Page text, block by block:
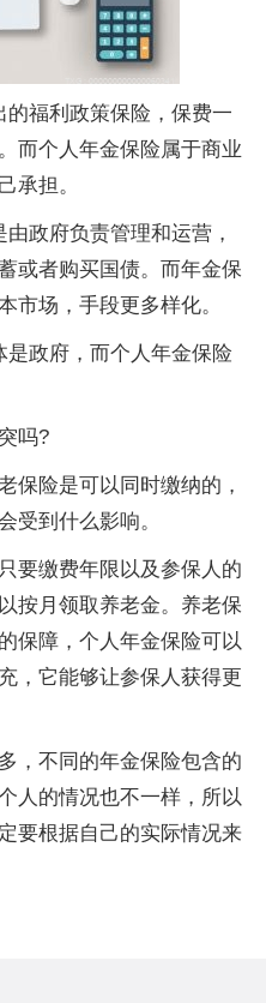
福利政策保险，保费一
而个人年金保险属于商业
承担。
政府负责管理和运营，
或者购买国债。而年金保
市场，手段更多样化。
政府，而个人年金保险
吗?
保险是可以同时缴纳的，
受到什么影响。
要缴费年限以及参保人的
按月领取养老金。养老保
保障，个人年金保险可以
，它能够让参保人获得更
，不同的年金保险包含的
人的情况也不一样，所以
要根据自己的实际情况来